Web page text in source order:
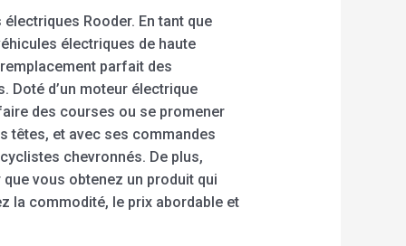
Rooder. En tant que
électriques de haute
parfait des
d’un moteur électrique
des courses ou se promener
têtes, et avec ses commandes
chevronnés. De plus,
vous obtenez un produit qui
la commodité, le prix abordable et